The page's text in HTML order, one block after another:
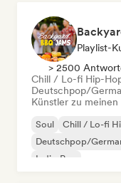
Playlist-
> 2500
Chill / Lo-fi Hip-
Deutschpop/
Künstler zu
Soul Chill / Lo-fi
Deutschpop/
Indie-Pop